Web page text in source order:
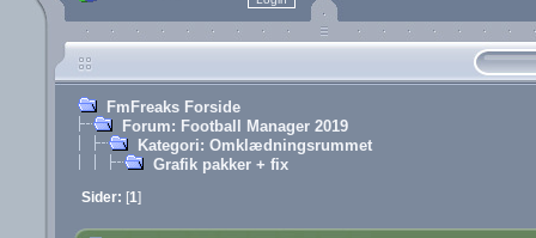
FmFreaks Forside
Forum: Football Manager 2019
Kategori: Omklædningsrummet
Grafik pakker + fix
Sider: [1]